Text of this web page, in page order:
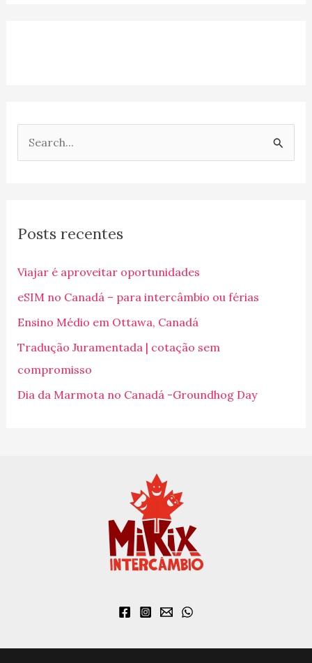
u
s
a
r
p
o
r
Posts recentes
Viajar é aproveitar oportunidades
eSIM no Canadá – para intercâmbio ou férias
Ensino Médio em Ottawa, Canadá
Tradução Juramentada | cotação sem
compromisso
Dia da Marmota no Canadá -Groundhog Day